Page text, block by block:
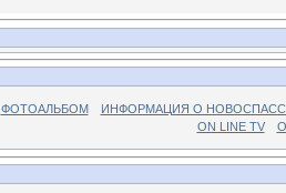
ФОТОАЛЬБОМ
ИНФОРМАЦИЯ О
ON LINE TV